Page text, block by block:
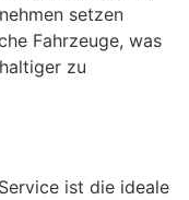
setzen
Fahrzeuge, was
zu
ist die ideale